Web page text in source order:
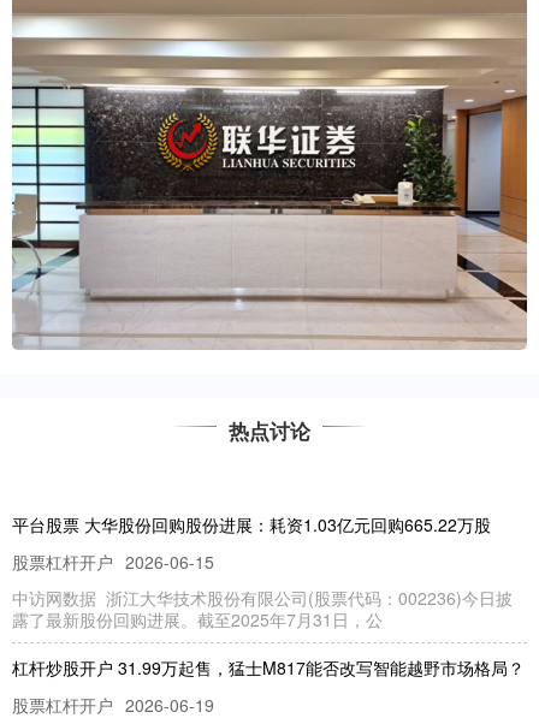
热点讨论
平台股票 大华股份回购股份进展：耗资1.03亿元回购665.22万股
股票杠杆开户 2026-06-15
中访网数据 浙江大华技术股份有限公司(股票代码：002236)今日披
露了最新股份回购进展。截至2025年7月31日，公
杠杆炒股开户 31.99万起售，猛士M817能否改写智能越野市场格局？
股票杠杆开户 2026-06-19